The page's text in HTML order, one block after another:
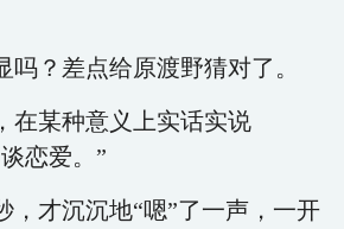
？差点给原渡野猜对了。
在某种意义上实话实说
恋爱。”
，才沉沉地“嗯”了一声，一开